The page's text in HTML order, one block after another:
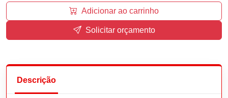
Adicionar ao carrinho
Solicitar orçamento
Descrição